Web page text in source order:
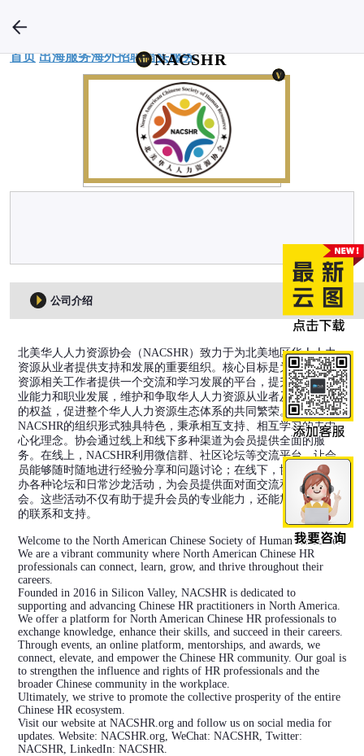
NACSHR
首页 出海服务海外招聘猎头服务
公司介绍
北美华人人力资源协会（NACSHR）致力于为北美地区华人人力
资源从业者提供支持和发展的重要组织。核心目标是为华人人力
资源相关工作者提供一个交流和学习发展的平台，提升他们的专
业能力和职业发展，维护和争取华人人力资源从业者及职场华人
的权益，促进整个华人人力资源生态体系的共同繁荣。
NACSHR的组织形式独具特色，秉承相互支持、相互学习的去中
心化理念。协会通过线上和线下多种渠道为会员提供全面的服
务。在线上，NACSHR利用微信群、社区论坛等交流平台，让会
员能够随时随地进行经验分享和问题讨论；在线下，协会定期举
办各种论坛和日常沙龙活动，为会员提供面对面交流和学习的机
会。这些活动不仅有助于提升会员的专业能力，还能加强彼此间
的联系和支持。
Welcome to the North American Chinese Society of Human Resource!
We are a vibrant community where North American Chinese HR
professionals can connect, learn, grow, and thrive throughout their
careers.
Founded in 2016 in Silicon Valley, NACSHR is dedicated to
supporting and advancing Chinese HR practitioners in North America.
We offer a platform for North American Chinese HR professionals to
exchange knowledge, enhance their skills, and succeed in their careers.
Through events, an online platform, mentorships, and awards, we
connect, elevate, and empower the Chinese HR community. Our goal is
to strengthen the influence and rights of HR professionals and the
broader Chinese community in the workplace.
Ultimately, we strive to promote the collective prosperity of the entire
Chinese HR ecosystem.
Visit our website at NACSHR.org and follow us on social media for
updates. Website: NACSHR.org, WeChat: NACSHR, Twitter:
NACSHR, LinkedIn: NACSHR.